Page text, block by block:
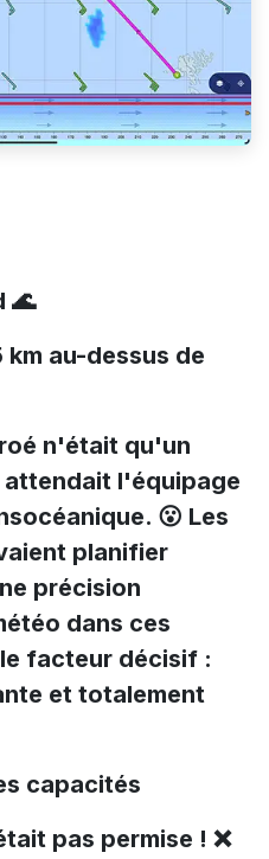
🌊
km au-dessus de
n'était qu'un
l'équipage
😮 Les
planifier
précision
dans ces
facteur décisif :
et totalement
capacités
pas permise ! ❌